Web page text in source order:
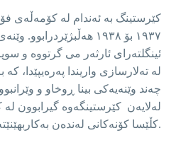
کێرستینگ بە ئەندام لە کۆمەڵەی
١٩٣٧ بۆ ١٩٣٨
ئینگلتەرای ئارثەر می گرتووە و
لە تەلارسازی واریندا پەرەیپێدا،
چەند وێنەیەکی بینا ڕوخاو و
لەلایەن کێرستینگەوە گیرابوون
کڵێسا کۆنەکانی لەندەن بەکاربهێنێتەوە.